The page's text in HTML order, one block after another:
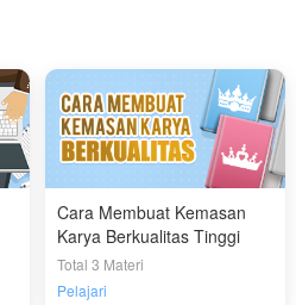
Cara Membuat Kemasan
Karya Berkualitas Tinggi
Total 3 Materi
Pelajari